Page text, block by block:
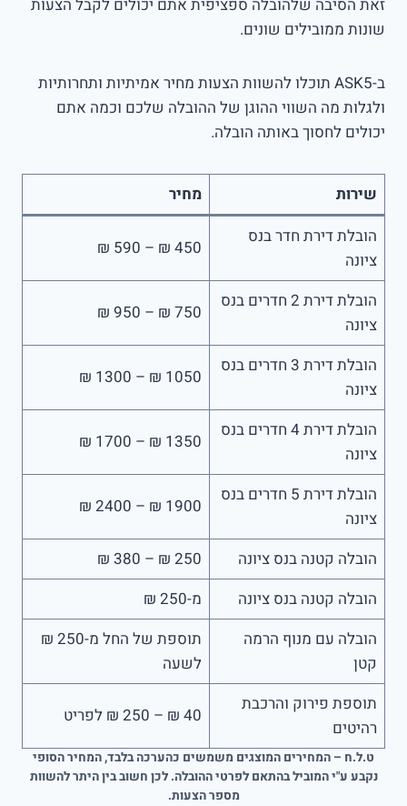
זאת הסיבה שלהובלה ספציפית אתם יכולים לקבל הצעות
שונות ממובילים שונים.
ב-ASK5 תוכלו להשוות הצעות מחיר אמיתיות ותחרותיות
ולגלות מה השווי ההוגן של ההובלה שלכם וכמה אתם
יכולים לחסוך באותה הובלה.
שירות
מחיר
הובלת דירת חדר בנס
ציונה
450 ₪ – 590 ₪
הובלת דירת 2 חדרים בנס
ציונה
750 ₪ – 950 ₪
הובלת דירת 3 חדרים בנס
ציונה
1050 ₪ – 1300 ₪
הובלת דירת 4 חדרים בנס
ציונה
1350 ₪ – 1700 ₪
הובלת דירת 5 חדרים בנס
ציונה
1900 ₪ – 2400 ₪
הובלה קטנה בנס ציונה
250 ₪ – 380 ₪
הובלה קטנה בנס ציונה
מ-250 ₪
הובלה עם מנוף הרמה
קטן
תוספת של החל מ-250 ₪
לשעה
תוספת פירוק והרכבת
רהיטים
40 ₪ – 250 ₪ לפריט
ט.ל.ח – המחירים המוצגים משמשים כהערכה בלבד, המחיר הסופי
נקבע ע"י המוביל בהתאם לפרטי ההובלה. לכן חשוב בין היתר להשוות
מספר הצעות.